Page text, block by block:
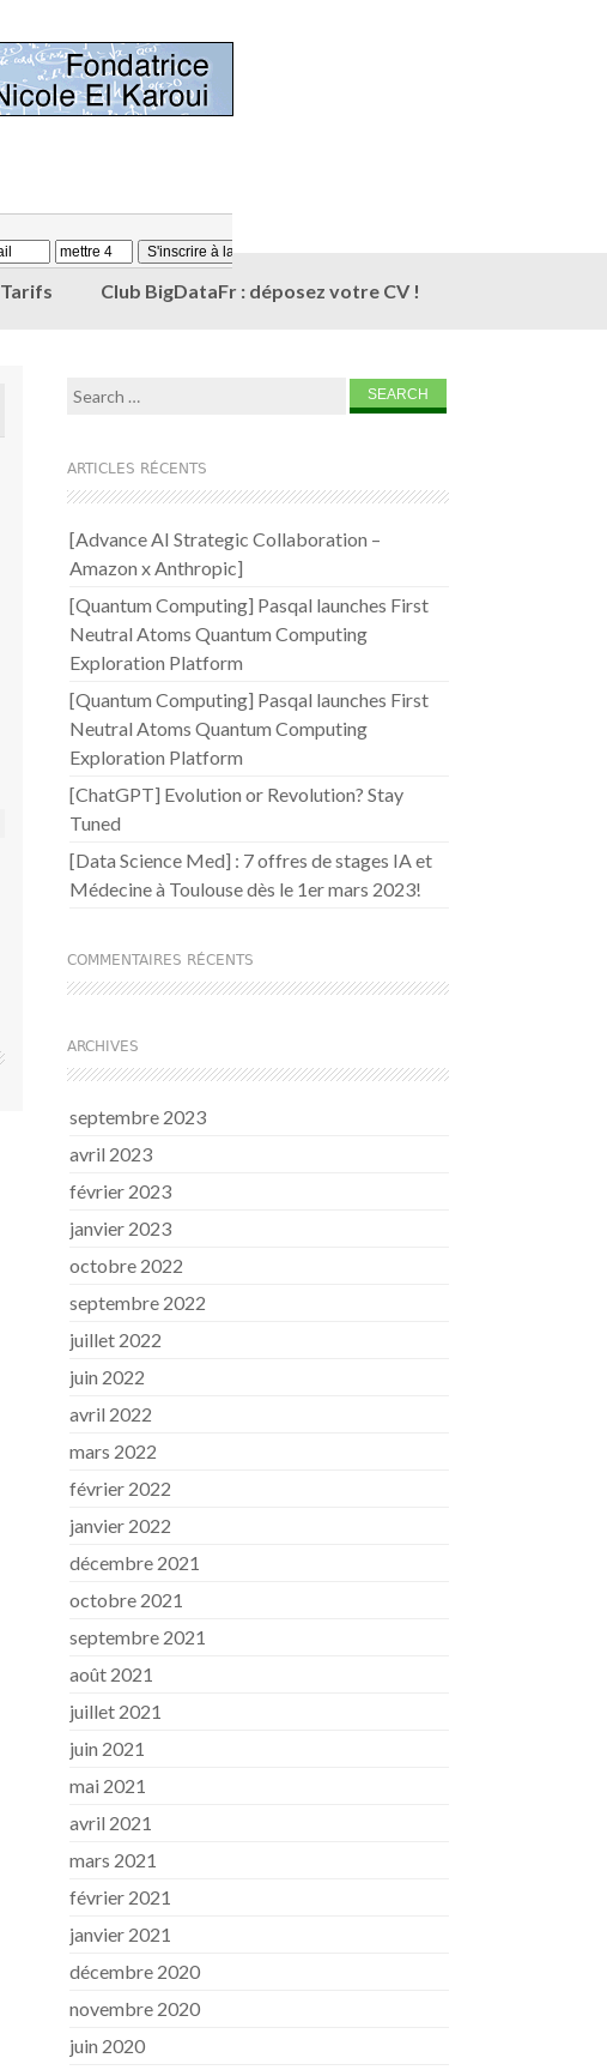
Tarifs Club BigDataFr : déposez votre CV !
Search for:
ARTICLES RÉCENTS
[Advance AI Strategic Collaboration –
Amazon x Anthropic]
[Quantum Computing] Pasqal launches First
Neutral Atoms Quantum Computing
Exploration Platform
[Quantum Computing] Pasqal launches First
Neutral Atoms Quantum Computing
Exploration Platform
[ChatGPT] Evolution or Revolution? Stay
Tuned
[Data Science Med] : 7 offres de stages IA et
Médecine à Toulouse dès le 1er mars 2023!
COMMENTAIRES RÉCENTS
ARCHIVES
septembre 2023
avril 2023
février 2023
janvier 2023
octobre 2022
septembre 2022
juillet 2022
juin 2022
avril 2022
mars 2022
février 2022
janvier 2022
décembre 2021
octobre 2021
septembre 2021
août 2021
juillet 2021
juin 2021
mai 2021
avril 2021
mars 2021
février 2021
janvier 2021
décembre 2020
novembre 2020
juin 2020